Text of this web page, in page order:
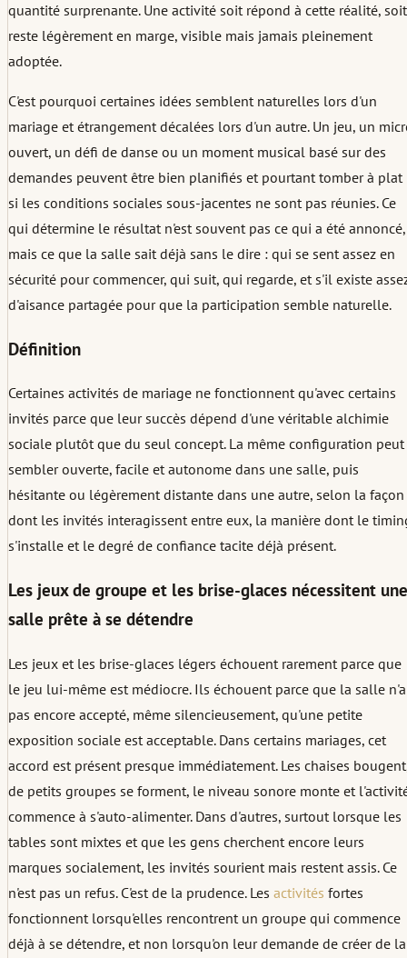
quantité surprenante. Une activité soit répond à cette réalité, soit
reste légèrement en marge, visible mais jamais pleinement
adoptée.
C'est pourquoi certaines idées semblent naturelles lors d'un
mariage et étrangement décalées lors d'un autre. Un jeu, un
ouvert, un défi de danse ou un moment musical basé sur des
demandes peuvent être bien planifiés et pourtant tomber à plat
si les conditions sociales sous-jacentes ne sont pas réunies. Ce
qui détermine le résultat n'est souvent pas ce qui a été annoncé,
mais ce que la salle sait déjà sans le dire : qui se sent assez en
sécurité pour commencer, qui suit, qui regarde, et s'il existe
d'aisance partagée pour que la participation semble naturelle.
Définition
Certaines activités de mariage ne fonctionnent qu'avec certains
invités parce que leur succès dépend d'une véritable alchimie
sociale plutôt que du seul concept. La même configuration peut
sembler ouverte, facile et autonome dans une salle, puis
hésitante ou légèrement distante dans une autre, selon la façon
dont les invités interagissent entre eux, la manière dont le
s'installe et le degré de confiance tacite déjà présent.
Les jeux de groupe et les brise-glaces nécessitent une
salle prête à se détendre
Les jeux et les brise-glaces légers échouent rarement parce que
le jeu lui-même est médiocre. Ils échouent parce que la salle n'a
pas encore accepté, même silencieusement, qu'une petite
exposition sociale est acceptable. Dans certains mariages, cet
accord est présent presque immédiatement. Les chaises
de petits groupes se forment, le niveau sonore monte et
commence à s'auto-alimenter. Dans d'autres, surtout lorsque les
tables sont mixtes et que les gens cherchent encore leurs
marques socialement, les invités sourient mais restent assis. Ce
n'est pas un refus. C'est de la prudence. Les activités fortes
fonctionnent lorsqu'elles rencontrent un groupe qui commence
déjà à se détendre, et non lorsqu'on leur demande de créer de la